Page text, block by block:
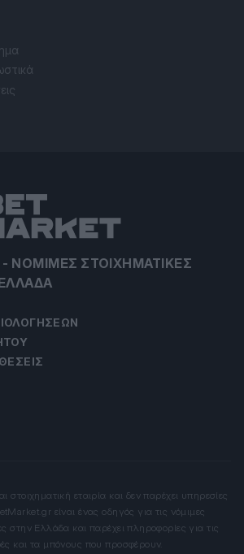
- ΝΌΜΙΜΕΣ ΣΤΟΙΧΗΜΑΤΙΚΈΣ
στοιχηματική εταιρία και δεν παρέχει υπηρεσίες
είναι ένας οδηγός για τις νόμιμες
στην Ελλάδα και παρέχει πληροφορίες για τις
και τα μπόνους που προσφέρουν.